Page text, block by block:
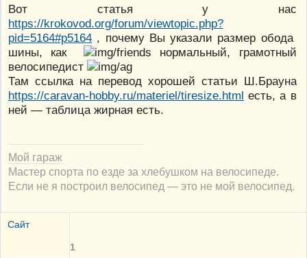
Вот статья у нас
https://krokovod.org/forum/viewtopic.php?
pid=5164#p5164 , почему Вы указали размер обода
шины, как
нормальный, грамотный
велосипедист
Там ссылка на перевод хорошей статьи Ш.Брауна
https://caravan-hobby.ru/materiel/tiresize.html есть, а в
ней — таблица жирная есть.
Мой гараж
Мастер спорта по езде за хлебушком на велосипеде.
Если не я построил велосипед — это не мой велосипед.
Сайт
1